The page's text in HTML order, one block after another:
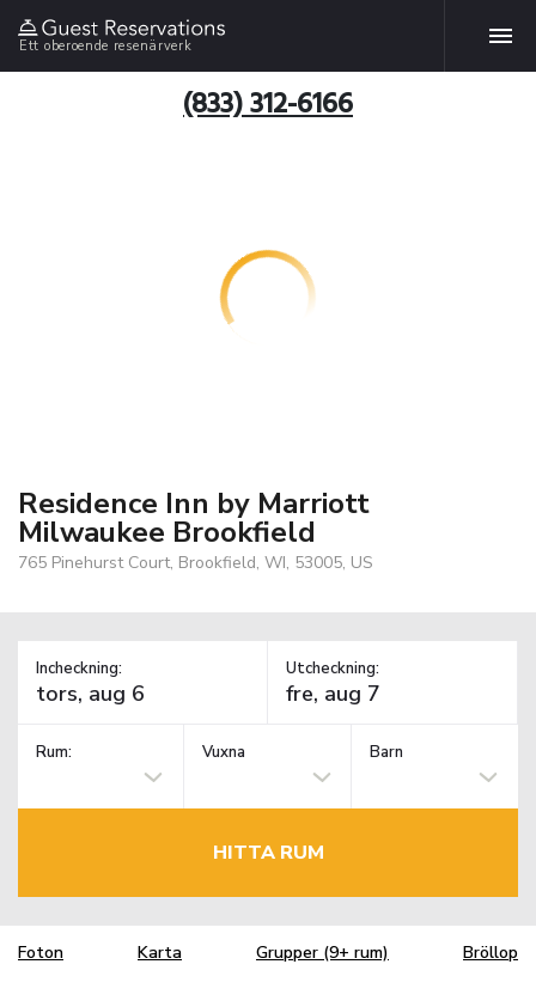
Ett oberoende resenärverk
(833) 312-6166
Residence Inn by Marriott
Milwaukee Brookfield
765 Pinehurst Court, Brookfield, WI, 53005, US
Incheckning: Utcheckning:
Rum: Vuxna Barn
HITTA RUM
Foton Karta Grupper (9+ rum) Bröllop